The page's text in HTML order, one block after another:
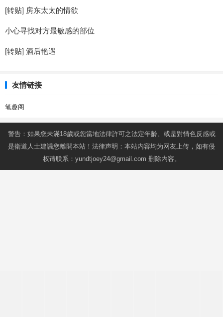
[转贴] 房东太太的情欲
小心寻找对方最敏感的部位
[转贴] 酒后艳遇
友情链接
笔趣阁
警告：如果您未滿18歲或您當地法律許可之法定年齡、或是對情色反感或
是衛道人士建議您離開本站！法律声明：本站内容均为网友上传，如有侵
权请联系： yundtjoey24@gmail.com 删除内容。